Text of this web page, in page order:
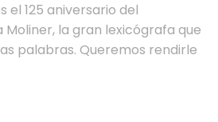
el 125 aniversario del
la gran lexicógrafa que
palabras. Queremos rendirle